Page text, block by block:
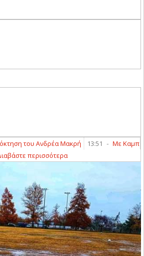
του Ανδρέα Μακρή 13:51 - Με Καμπέρη
περισσότερα